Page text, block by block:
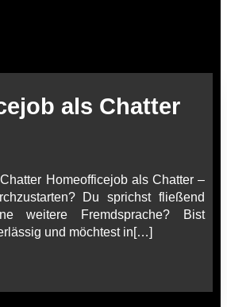
als Chatter
Homeofficejob als Chatter –
Du sprichst fließend
weitere Fremdsprache? Bist
und möchtest in[…]